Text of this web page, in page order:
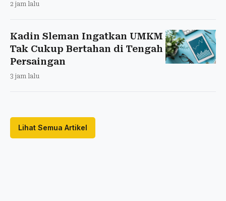
2 jam lalu
Kadin Sleman Ingatkan UMKM
Tak Cukup Bertahan di Tengah
Persaingan
3 jam lalu
Lihat Semua Artikel